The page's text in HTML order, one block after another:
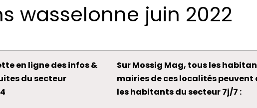
wasselonne juin 2022
en ligne des infos &
du secteur
Sur Mossig Mag, tous les
mairies de ces localités
les habitants du secteur 7j/7 :